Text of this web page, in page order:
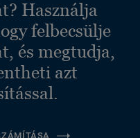
Használja
felbecsülje
és megtudja,
azt